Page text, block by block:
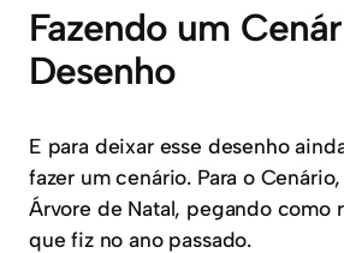
Fazendo um
Desenho
E para deixar esse desenho
fazer um cenário. Para o
Árvore de Natal, pegando como
que fiz no ano passado.